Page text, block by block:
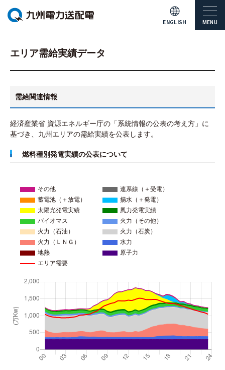
ENGLISH MENU
エリア需給実績データ
需給関連情報
経済産業省 資源エネルギー庁の「系統情報の公表の考え方」に
基づき、九州エリアの需給実績を公表します。
燃料種別発電実績の公表について
その他
連系線（＋受電）
蓄電池（＋放電）
揚水（＋発電）
太陽光発電実績
風力発電実績
バイオマス
火力（その他）
火力（石油）
火力（石炭）
火力（ＬＮＧ）
水力
地熱
原子力
エリア需要